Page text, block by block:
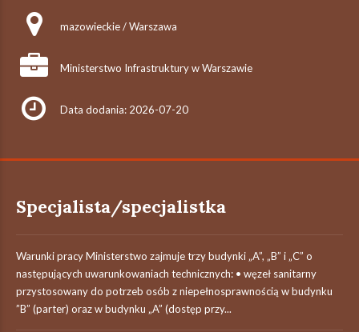
mazowieckie / Warszawa
Ministerstwo Infrastruktury w Warszawie
Data dodania: 2026-07-20
Specjalista/specjalistka
Warunki pracy Ministerstwo zajmuje trzy budynki „A”, „B” i „C” o
następujących uwarunkowaniach technicznych: • węzeł sanitarny
przystosowany do potrzeb osób z niepełnosprawnością w budynku
”B” (parter) oraz w budynku „A” (dostęp przy...